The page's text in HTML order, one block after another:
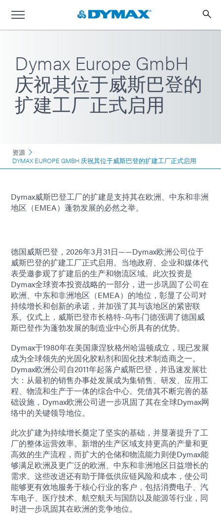
Dymax Europe GmbH
庆祝其位于威斯巴登的
扩建工厂正式启用
资源
DYMAX EUROPE GMBH 庆祝其位于威斯巴登的扩建工厂正式启用
Dymax威斯巴登工厂的扩建是支持其在欧洲、中东和非洲
地区（EMEA）蓬勃发展的必然之举。
德国威斯巴登，2026年3月31日——Dymax欧洲公司位于
威斯巴登的扩建工厂正式启用。当地政府、企业和媒体代
表受邀参观了扩建后的生产和物流区域。此次投资是
Dymax全球资本投资战略的一部分，进一步巩固了公司在
欧洲、中东和非洲地区（EMEA）的地位，彰显了公司对
持续增长和创新的承诺，并加强了其与该地区的紧密联
系。仪式上，威斯巴登市长格特-乌韦·门德强调了德国威
斯巴登作为蓬勃发展的制造业中心所具有的优势。
Dymax于1980年在美国康涅狄格州哈温顿成立，现已发展
成为全球领先的光固化胶粘剂和固化技术制造商之一。
Dymax欧洲公司自2011年起落户威斯巴登，并迅速发展壮
大：从最初的销售办事处发展成为集销售、研发、应用工
程、物流和生产于一体的综合中心。凭借其不断完善的基
础设施，Dymax欧洲公司进一步巩固了其在全球Dymax网
络中的关键领导地位。
此次扩建为持续增长奠定了坚实的基础，并显著提升了工
厂的整体运营效率。新增的生产区域支持更高的产量和更
高效的生产流程，而扩大的仓储和物流能力则使Dymax能
够满足欧洲及更广泛的欧洲、中东和非洲地区日益增长的
需求。这些改进还有助于降低供应链风险和成本，使公司
能够更有效地服务于核心行业的客户，包括消费电子、汽
车电子、医疗技术、航空航天与国防以及能源等行业，同
时进一步巩固其在欧洲的竞争地位。